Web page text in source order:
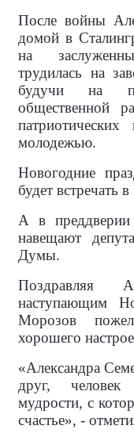
После войны
домой в
на
трудилась на
будучи на
общественной
молодежью.
Новогодние
будет встречать
А в преддверии
навещают
Думы.
Поздравляя
наступающим
Морозов
хорошего
«Александра
друг,
мудрости, с
счастье», -